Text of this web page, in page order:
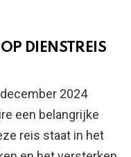
DIENSTREIS
2024
een belangrijke
reis staat in het